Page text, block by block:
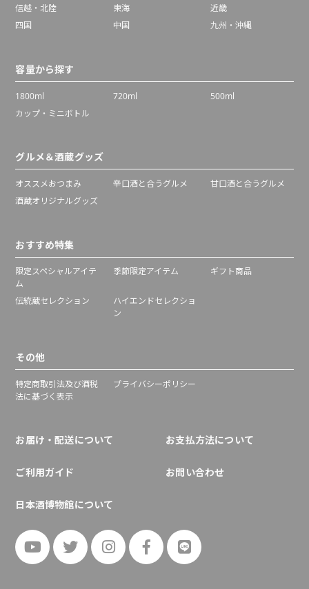
信越・北陸
東海
近畿
四国
中国 九州・沖縄
容量から探す
1800ml 720ml
500ml
カップ・ミニボトル
グルメ＆酒蔵グッズ
オススメおつまみ 辛口酒と合うグルメ
甘口酒と合うグルメ
酒蔵オリジナルグッズ
おすすめ特集
限定スペシャルアイテ
ム
季節限定アイテム ギフト商品
伝統蔵セレクション
ハイエンドセレクショ
ン
その他
特定商取引法及び酒税
法に基づく表示
プライバシーポリシー
お届け・配送について お支払方法について
ご利用ガイド お問い合わせ
日本酒博物館について